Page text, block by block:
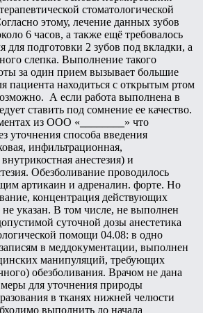
стоматологической
этому, лечение данных зубов
6 часов, а также ещё требовалось
для подготовки 2 зубов под вкладки, а
слепка. Выполнение такого
за один прием вызывает большие
пациента находиться с открытым ртом
А если работа выполнена в
ставить под сомнение ее качество.
из ООО «
» что
уточнения способа введения
инфильтрационная,
анестезия) и
Обезболивание проводилось
артикаин и адреналин. форте. Но
концентрация действующих
указан. В том числе, не выполнен
суточной дозы анестетика
помощи 04.08: в одно
в меддокументации, выполнен
манипуляций, требующих
обезболивания. Врачом не дана
для уточнения природы
в тканях нижней челюсти
выполнить до начала